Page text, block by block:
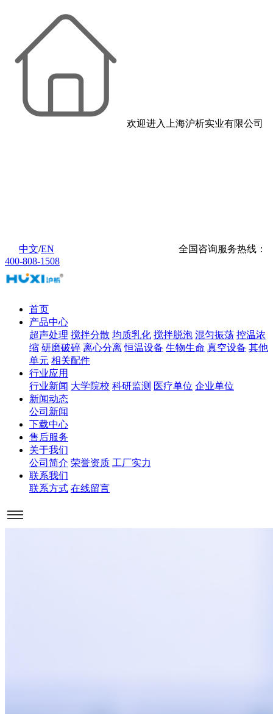
欢迎进入上海沪析实业有限公司
中文/EN
全国咨询服务热线：
400-808-1508
首页
产品中心
超声处理 搅拌分散 均质乳化 搅拌脱泡 混匀振荡 控温浓
缩 研磨破碎 离心分离 恒温设备 生物生命 真空设备 其他
单元 相关配件
行业应用
行业新闻 大学院校 科研监测 医疗单位 企业单位
新闻动态
公司新闻
下载中心
售后服务
关于我们
公司简介 荣誉资质 工厂实力
联系我们
联系方式 在线留言